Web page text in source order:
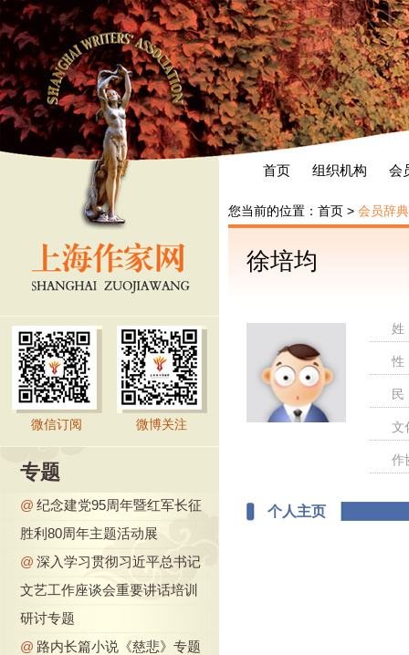
首页 组织机构 会
微信订阅 微博关注
专题
@ 纪念建党95周年暨红军长征
胜利80周年主题活动展
@ 深入学习贯彻习近平总书记
文艺工作座谈会重要讲话培训
研讨专题
@ 路内长篇小说《慈悲》专题
您当前的位置： 首页 > 会员辞典
徐培均
文
作
个人主页